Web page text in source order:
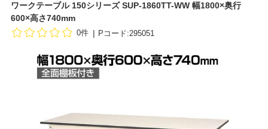
ワークテーブル 150シリーズ SUP-1860TT-WW 幅1800×奥行
600×高さ740mm
0件 Pコード:295051